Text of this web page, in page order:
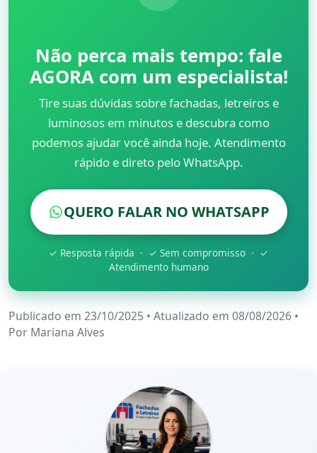
Não perca mais tempo: fale
AGORA com um especialista!
Tire suas dúvidas sobre fachadas, letreiros e
luminosos em minutos e descubra como
podemos ajudar você ainda hoje. Atendimento
rápido e direto pelo WhatsApp.
QUERO FALAR NO WHATSAPP
✓ Resposta rápida · ✓ Sem compromisso · ✓
Atendimento humano
Publicado em 23/10/2025 • Atualizado em 08/08/2026 •
Por Mariana Alves